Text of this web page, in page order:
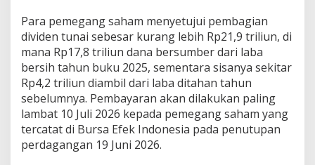
Para pemegang saham menyetujui pembagian
dividen tunai sebesar kurang lebih Rp21,9 triliun, di
mana Rp17,8 triliun dana bersumber dari laba
bersih tahun buku 2025, sementara sisanya sekitar
Rp4,2 triliun diambil dari laba ditahan tahun
sebelumnya. Pembayaran akan dilakukan paling
lambat 10 Juli 2026 kepada pemegang saham yang
tercatat di Bursa Efek Indonesia pada penutupan
perdagangan 19 Juni 2026.